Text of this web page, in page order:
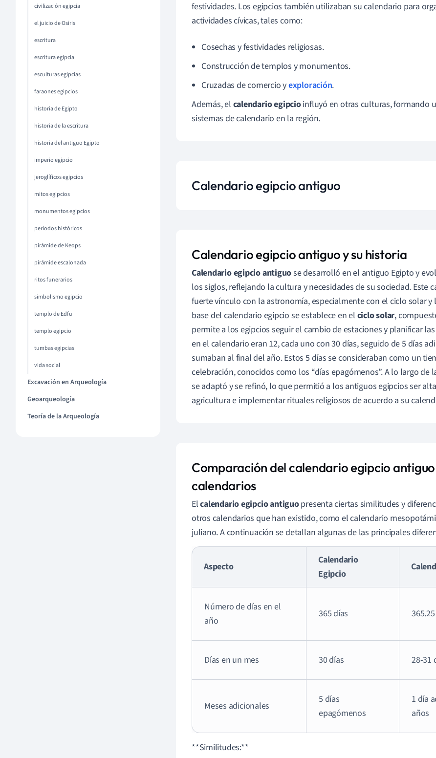
civilización egipcia
el juicio de Osiris
escritura
escritura egipcia
esculturas egipcias
faraones egipcios
historia de Egipto
historia de la escritura
historia del antiguo Egipto
imperio egipcio
jeroglíficos egipcios
mitos egipcios
monumentos egipcios
períodos históricos
pirámide de Keops
pirámide escalonada
ritos funerarios
simbolismo egipcio
templo de Edfu
templo egipcio
tumbas egipcias
vida social
Excavación en Arqueología
Geoarqueología
Teoría de la Arqueología
festividades. Los egipcios también utilizaban su calendario para
actividades cívicas, tales como:
Cosechas y festividades religiosas.
Construcción de templos y monumentos.
Cruzadas de comercio yexploración.
Además, el calendario egipcioinfluyó en otras culturas, formando
sistemas de calendario en la región.
Calendario egipcio antiguo
Calendario egipcio antiguo y su historia
Calendario egipcio antiguose desarrolló en el antiguo Egipto y
los siglos, reflejando la cultura y necesidades de su sociedad. Este
fuerte vínculo con la astronomía, especialmente con el ciclo solar y
base del calendario egipcio se establece en el ciclo solar,
permite a los egipcios seguir el cambio de estaciones y planificar
en el calendario eran 12, cada uno con 30 días, seguido de 5 días
sumaban al final del año. Estos 5 días se consideraban como un
celebración, conocidos como los “días epagómenos”. A lo largo de
se adaptó y se refinó, lo que permitió a los antiguos egipcios ser
agricultura e implementar rituales religiosos de acuerdo a su
Comparación del calendario egipcio
calendarios
Elcalendario egipcio antiguopresenta ciertas similitudes y
otros calendarios que han existido, como el calendario
juliano. A continuación se detallan algunas de las principales
Aspecto
Calendario
Egipcio
Número de días en el
año
365 días
Días en un mes 30 días 28-31
Meses adicionales
5 días
epagómenos
1 día
años
**Similitudes:**